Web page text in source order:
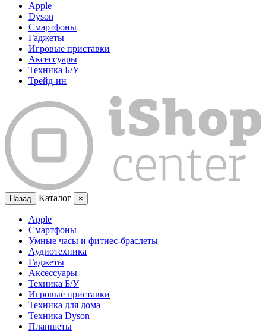
Apple
Dyson
Смартфоны
Гаджеты
Игровые приставки
Аксессуары
Техника Б/У
Трейд-ин
Назад Каталог ×
Apple
Смартфоны
Умные часы и фитнес-браслеты
Аудиотехника
Гаджеты
Аксессуары
Техника Б/У
Игровые приставки
Техника для дома
Техника Dyson
Планшеты